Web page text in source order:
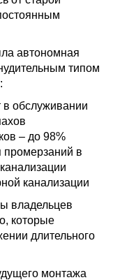
автономная
типом
обслуживании
– до 98%
в
канализации
владельцев
которые
длительного
монтажа